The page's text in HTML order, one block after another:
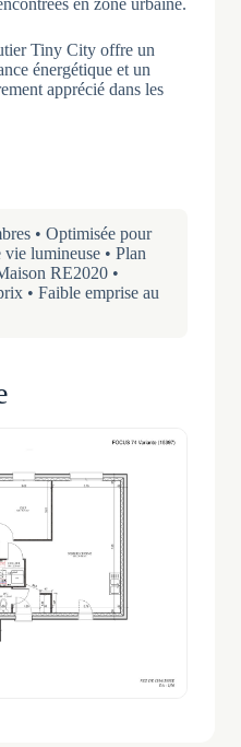
en zone urbaine.
Tiny City offre un
énergétique et un
apprécié dans les
• Optimisée pour
vie lumineuse • Plan
RE2020 •
• Faible emprise au